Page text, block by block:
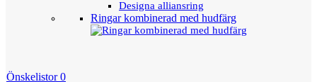
Designa alliansring
Ringar kombinerad med hudfärg
Önskelistor 0